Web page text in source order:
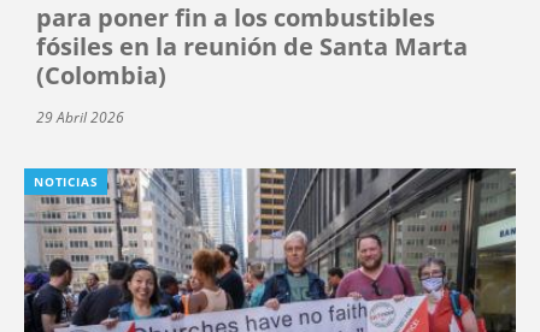
para poner fin a los combustibles
fósiles en la reunión de Santa Marta
(Colombia)
29 Abril 2026
NOTICIAS